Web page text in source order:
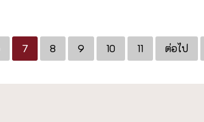
7 8 9 10 11 ต่อไป